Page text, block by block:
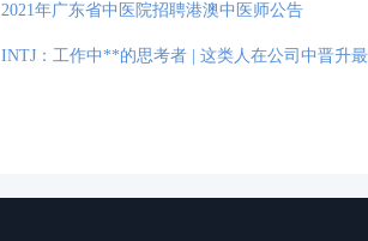
2021年广东省中医院招聘港澳中医师公告
INTJ：工作中**的思考者 | 这类人在公司中晋升